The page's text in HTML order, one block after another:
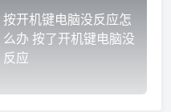
按开机键电脑没反应怎
么办 按了开机键电脑没
反应